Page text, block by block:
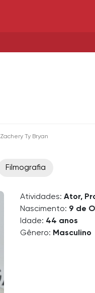
Zachery Ty Bryan
Filmografia
Atividades: Ator,
Nascimento: 9 de
Idade: 44 anos
Gênero: Masculino